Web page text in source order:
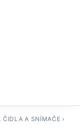
ČIDLA A SNÍMAČE ›